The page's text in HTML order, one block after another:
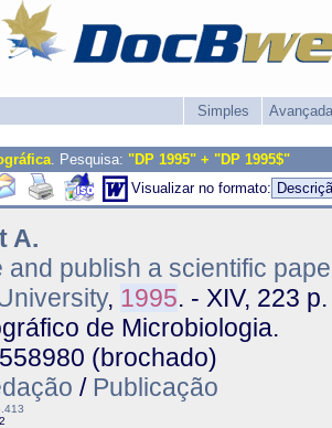
Simples Avançada
. Pesquisa: "DP 1995" + "DP 1995$"
Visualizar no formato:
A.
and publish a scientific
, 1995. - XIV, 223
de Microbiologia.
(brochado)
/ Publicação